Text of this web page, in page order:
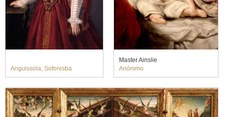
Anguissola, Sofonisba
Master Ainslie
Anónimo